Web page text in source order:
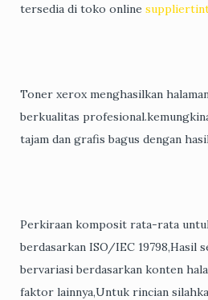
tersedia di toko online
Toner xerox menghasilkan
berkualitas
tajam dan grafis bagus dengan
Perkiraan komposit rata-rata
berdasarkan ISO/IEC 19798,Hasil
bervariasi berdasarkan konten
faktor lainnya,Untuk rincian